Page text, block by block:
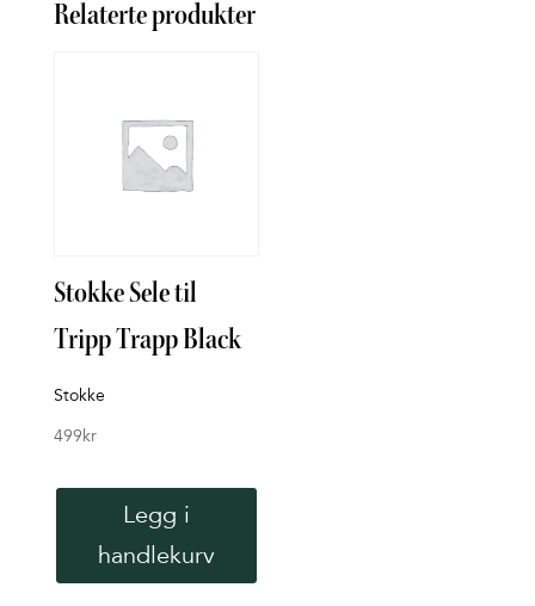
Relaterte produkter
Stokke Sele til
Tripp Trapp Black
Stokke
499kr
Legg i
handlekurv